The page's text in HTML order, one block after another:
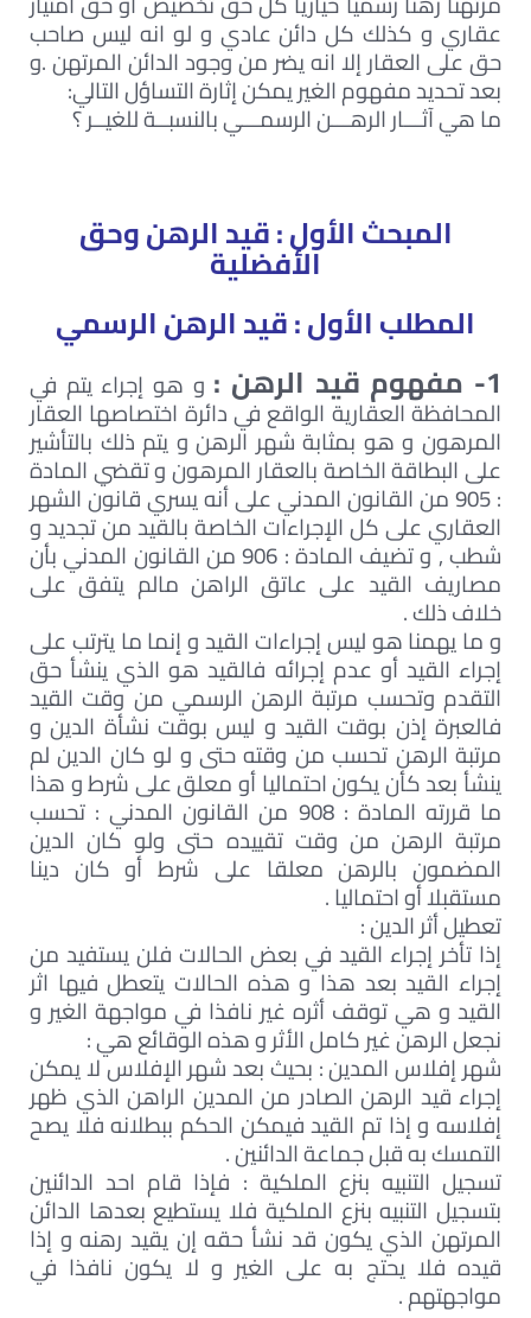
عقاري و كذلك كل دائن عادي و لو انه ليس صاحب
حق على العقار إلا انه يضر من وجود الدائن المرتهن .و
بعد تحديد مفهوم الغير يمكن إثارة التساؤل التالي:
ما هي آثـــار الرهـــن الرسمـــي بالنسبــة للغيــر ؟
المبحث الأول : قيد الرهن وحق
الأفضلية
المطلب الأول : قيد الرهن الرسمي
1- مفهوم قيد الرهن :
و هو إجراء يتم في
المحافظة العقارية الواقع في دائرة اختصاصها العقار
المرهون و هو بمثابة شهر الرهن و يتم ذلك بالتأشير
على البطاقة الخاصة بالعقار المرهون و تقضي المادة
: 905 من القانون المدني على أنه يسري قانون الشهر
العقاري على كل الإجراءات الخاصة بالقيد من تجديد و
شطب , و تضيف المادة : 906 من القانون المدني بأن
مصاريف القيد على عاتق الراهن مالم يتفق على
خلاف ذلك .
و ما يهمنا هو ليس إجراءات القيد و إنما ما يترتب على
إجراء القيد أو عدم إجرائه فالقيد هو الذي ينشأ حق
التقدم وتحسب مرتبة الرهن الرسمي من وقت القيد
فالعبرة إذن بوقت القيد و ليس بوقت نشأة الدين و
مرتبة الرهن تحسب من وقته حتى و لو كان الدين لم
ينشأ بعد كأن يكون احتماليا أو معلق على شرط و هذا
ما قررته المادة : 908 من القانون المدني : تحسب
مرتبة الرهن من وقت تقييده حتى ولو كان الدين
المضمون بالرهن معلقا على شرط أو كان دينا
مستقبلا أو احتماليا .
تعطيل أثر الدين :
إذا تأخر إجراء القيد في بعض الحالات فلن يستفيد من
إجراء القيد بعد هذا و هذه الحالات يتعطل فيها اثر
القيد و هي توقف أثره غير نافذا في مواجهة الغير و
نجعل الرهن غير كامل الأثر و هذه الوقائع هي :
شهر إفلاس المدين : بحيث بعد شهر الإفلاس لا يمكن
إجراء قيد الرهن الصادر من المدين الراهن الذي ظهر
إفلاسه و إذا تم القيد فيمكن الحكم ببطلانه فلا يصح
التمسك به قبل جماعة الدائنين .
تسجيل التنبيه بنزع الملكية : فإذا قام احد الدائنين
بتسجيل التنبيه بنزع الملكية فلا يستطيع بعدها الدائن
المرتهن الذي يكون قد نشأ حقه إن يقيد رهنه و إذا
قيده فلا يحتج به على الغير و لا يكون نافذا في
مواجهتهم .